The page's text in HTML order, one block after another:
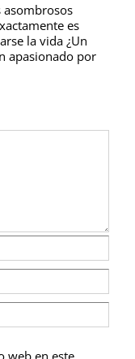
es
la vida ¿Un
apasionado por
web en este